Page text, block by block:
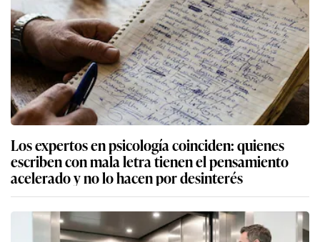
Los expertos en psicología coinciden: quienes
escriben con mala letra tienen el pensamiento
acelerado y no lo hacen por desinterés